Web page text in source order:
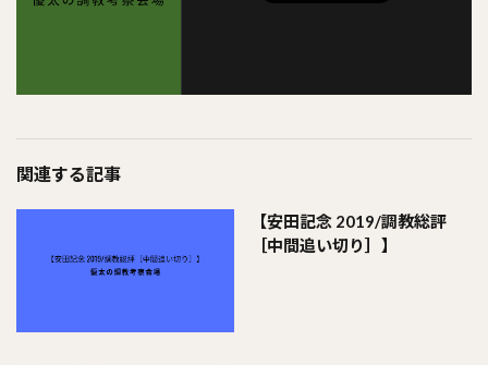
関連する記事
【安田記念 2019/調教総評
［中間追い切り］】